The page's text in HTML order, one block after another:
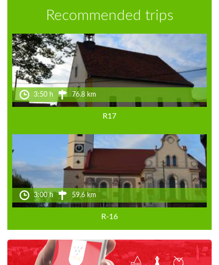
Recommended trips
3:50 h 76.8 km
R17
3:00 h 59.6 km
R-16